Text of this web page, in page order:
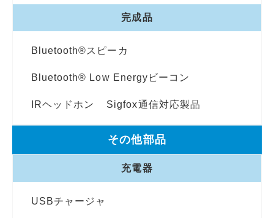
完成品
Bluetooth®スピーカ
Bluetooth® Low Energyビーコン
IRヘッドホン Sigfox通信対応製品
その他部品
充電器
USBチャージャ